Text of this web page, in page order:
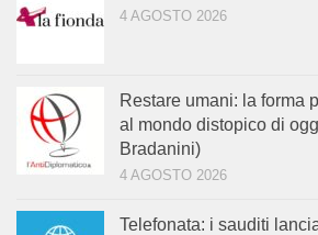
4 AGOSTO 2026
Restare umani: la forma
al mondo distopico di
Bradanini)
4 AGOSTO 2026
Telefonata: i sauditi